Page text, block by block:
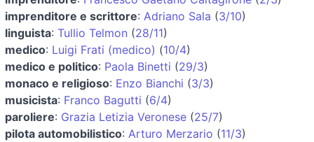
imprenditore e scrittore: Adriano Sala (3/10)
linguista: Tullio Telmon (28/11)
medico: Luigi Frati (medico) (10/4)
medico e politico: Paola Binetti (29/3)
monaco e religioso: Enzo Bianchi (3/3)
musicista: Franco Bagutti (6/4)
paroliere: Grazia Letizia Veronese (25/7)
pilota automobilistico: Arturo Merzario (11/3)